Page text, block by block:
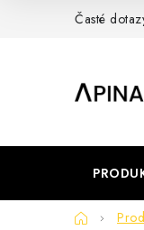
Časté
Domů